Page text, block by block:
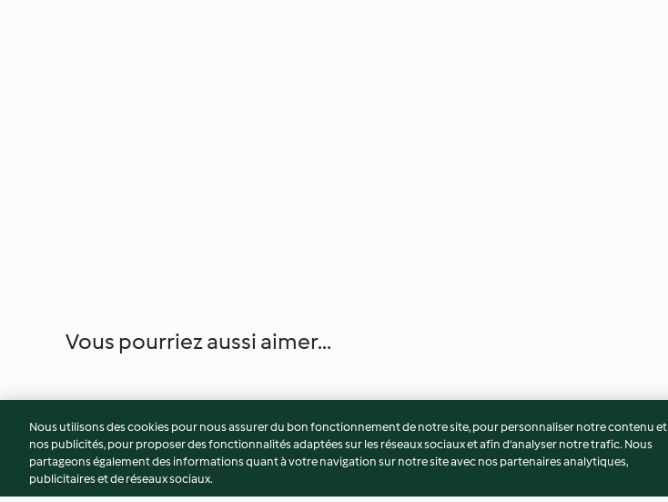
Vous pourriez aussi aimer...
Nous utilisons des cookies pour nous assurer du bon fonctionnement de notre site, pour personnaliser notre contenu et
nos publicités, pour proposer des fonctionnalités adaptées sur les réseaux sociaux et afin d’analyser notre trafic. Nous
partageons également des informations quant à votre navigation sur notre site avec nos partenaires analytiques,
publicitaires et de réseaux sociaux.